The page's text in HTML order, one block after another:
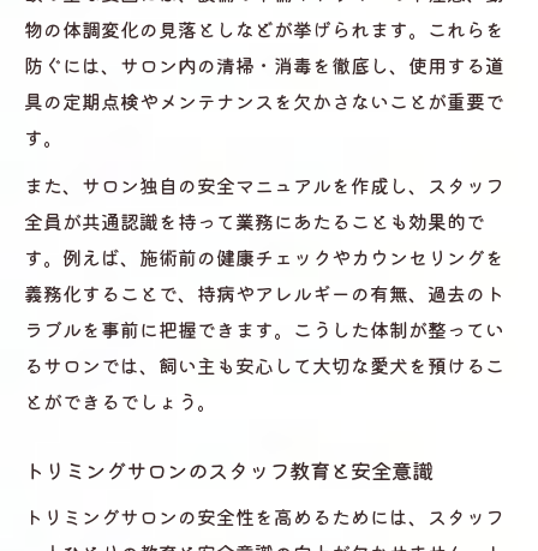
物の体調変化の見落としなどが挙げられます。これらを
防ぐには、サロン内の清掃・消毒を徹底し、使用する道
具の定期点検やメンテナンスを欠かさないことが重要で
す。
また、サロン独自の安全マニュアルを作成し、スタッフ
全員が共通認識を持って業務にあたることも効果的で
す。例えば、施術前の健康チェックやカウンセリングを
義務化することで、持病やアレルギーの有無、過去のト
ラブルを事前に把握できます。こうした体制が整ってい
るサロンでは、飼い主も安心して大切な愛犬を預けるこ
とができるでしょう。
トリミングサロンのスタッフ教育と安全意識
トリミングサロンの安全性を高めるためには、スタッフ